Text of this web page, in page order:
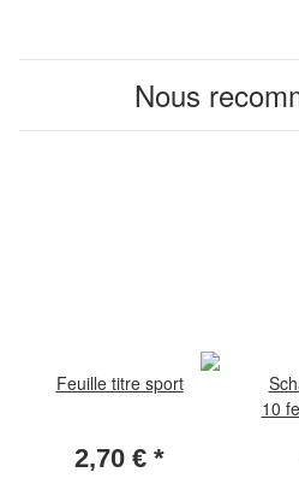
Nous
Feuille titre sport
2,70 € *
10